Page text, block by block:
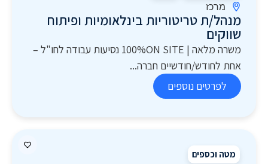
מרכז
מנהל/ת טריטוריות בינלאומיות ופיתוח
שווקים
משרה מלאה | 100%ON SITE נסיעות עבודה לחו"ל –
אחת לחודש/חודשיים חברה...
לפרטים נוספים
מטה וכספים